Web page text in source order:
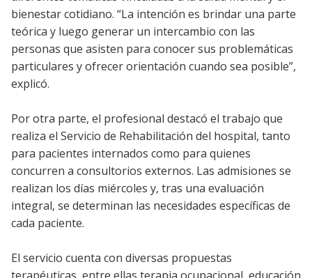
bienestar cotidiano. “La intención es brindar una parte
teórica y luego generar un intercambio con las
personas que asisten para conocer sus problemáticas
particulares y ofrecer orientación cuando sea posible”,
explicó.
Por otra parte, el profesional destacó el trabajo que
realiza el Servicio de Rehabilitación del hospital, tanto
para pacientes internados como para quienes
concurren a consultorios externos. Las admisiones se
realizan los días miércoles y, tras una evaluación
integral, se determinan las necesidades específicas de
cada paciente.
El servicio cuenta con diversas propuestas
terapéuticas, entre ellas terapia ocupacional, educación